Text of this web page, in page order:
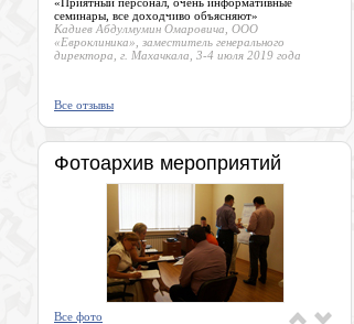
семинары, все доходчиво объясняют»
Кадиев Абдулмумин Омаровича, ООО
«Евроклиника», заместитель генерального
директора, г. Махачкала, 3-4 июля 2019 года
Все отзывы
Фотоархив мероприятий
Все фото